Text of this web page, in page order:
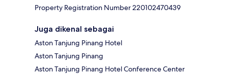
Property Registration Number 220102470439
Juga dikenal sebagai
Aston Tanjung Pinang Hotel
Aston Tanjung Pinang
Aston Tanjung Pinang Hotel Conference Center